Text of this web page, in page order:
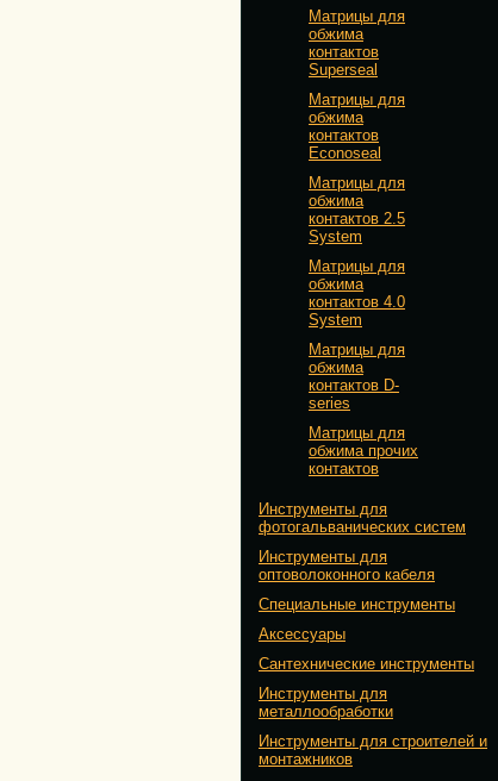
Матрицы для
обжима
контактов
Superseal
Матрицы для
обжима
контактов
Econoseal
Матрицы для
обжима
контактов 2.5
System
Матрицы для
обжима
контактов 4.0
System
Матрицы для
обжима
контактов D-
series
Матрицы для
обжима прочих
контактов
Инструменты для
фотогальванических систем
Инструменты для
оптоволоконного кабеля
Специальные инструменты
Аксессуары
Сантехнические инструменты
Инструменты для
металлообработки
Инструменты для строителей и
монтажников